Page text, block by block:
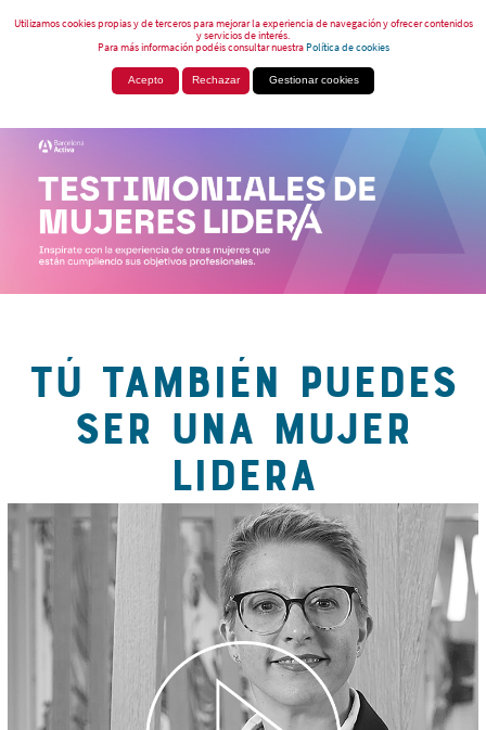
Utilizamos cookies propias y de terceros para mejorar la experiencia de navegación y ofrecer contenidos
y servicios de interés.
Para más información podéis consultar nuestraPolítica de cookies
Acepto Rechazar Gestionar cookies
TÚ TAMBIÉN PUEDES
SER UNA MUJER
LIDERA